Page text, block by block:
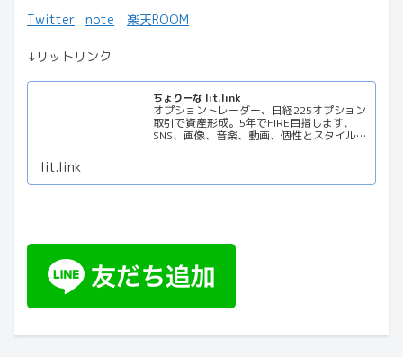
Twitter note 楽天ROOM
↓リットリンク
ちょりーな lit.link
オプショントレーダー、日経225オプション
取引で資産形成。5年でFIRE目指します、
SNS、画像、音楽、動画、個性とスタイルを
lit.link